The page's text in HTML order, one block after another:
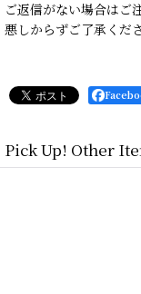
ご返信がない場合はご
悪しからずご了承くだ
Pick Up! Other